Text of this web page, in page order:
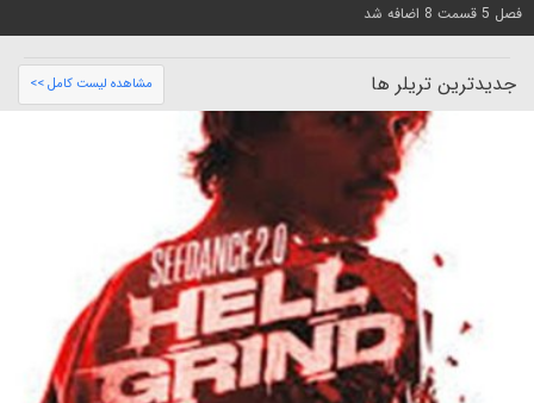
فصل 5 قسمت 8 اضافه شد
جدیدترین تریلر ها مشاهده لیست کامل >>